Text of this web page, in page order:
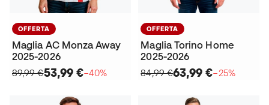
OFFERTA
Maglia AC Monza Away
2025-2026
89,99 €53,99 €−40%
OFFERTA
Maglia Torino Home
2025-2026
84,99 €63,99 €−25%